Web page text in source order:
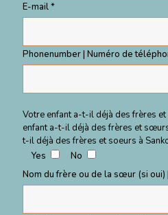
E-mail *
Phonenumber | Numéro de
Votre enfant a-t-il déjà des frères
enfant a-t-il déjà des frères et
t-il déjà des frères et soeurs à
Yes
No
Nom du frère ou de la sœur (si oui)